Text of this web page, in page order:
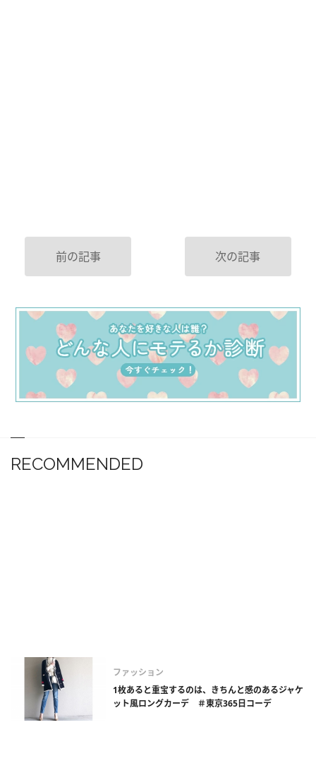
前の記事 次の記事
RECOMMENDED
ファッション
1枚あると重宝するのは、きちんと感のあるジャケ
ット風ロングカーデ ＃東京365日コーデ